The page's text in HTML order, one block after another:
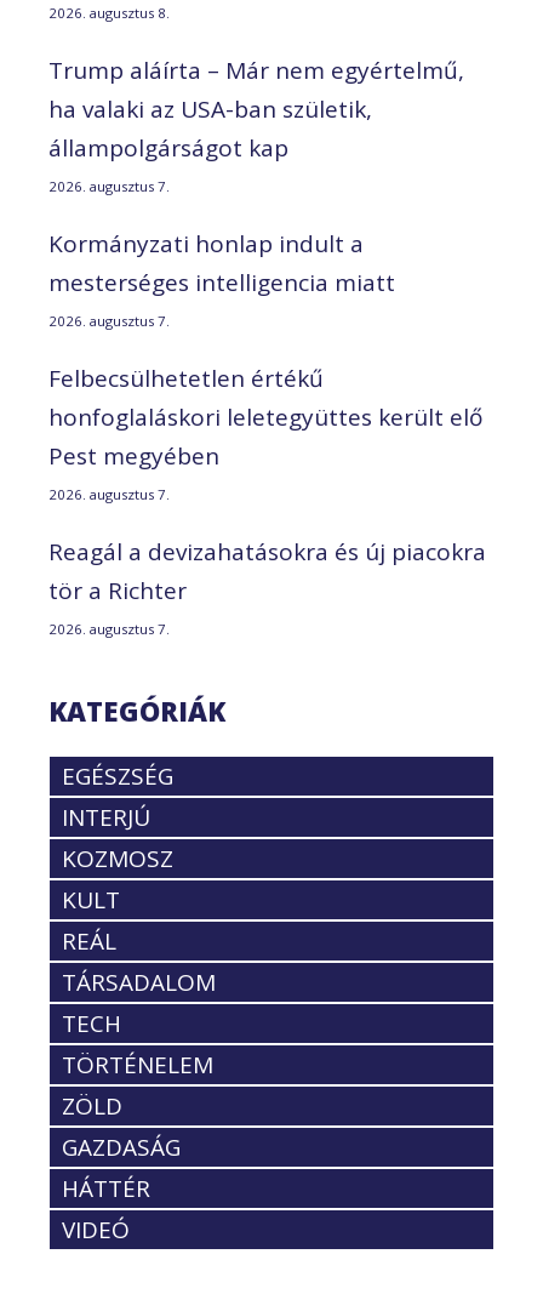
2026. augusztus 8.
Trump aláírta – Már nem egyértelmű,
ha valaki az USA-ban születik,
állampolgárságot kap
2026. augusztus 7.
Kormányzati honlap indult a
mesterséges intelligencia miatt
2026. augusztus 7.
Felbecsülhetetlen értékű
honfoglaláskori leletegyüttes került elő
Pest megyében
2026. augusztus 7.
Reagál a devizahatásokra és új piacokra
tör a Richter
2026. augusztus 7.
KATEGÓRIÁK
EGÉSZSÉG
INTERJÚ
KOZMOSZ
KULT
REÁL
TÁRSADALOM
TECH
TÖRTÉNELEM
ZÖLD
GAZDASÁG
HÁTTÉR
VIDEÓ